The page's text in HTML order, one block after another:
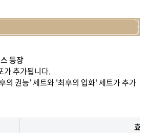
등장
가 추가됩니다.
의 권능’ 세트와 '최후의 업화' 세트가 추가
효과